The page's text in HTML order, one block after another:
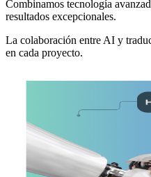
Combinamos tecnología
resultados excepcionales.
La colaboración entre AI y
en cada proyecto.